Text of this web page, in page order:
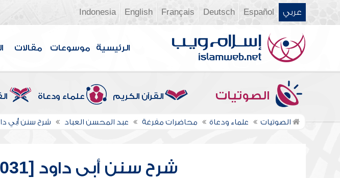
عربي Español
Deutsch
Français
English
Indonesia
الرئيسية موسوعات مقالات
الصوتيات القرآن الكريم علماء ودعاة
الصوتيات علماء ودعاة محاضرات مفرغة عبد المحسن العباد شرح سنن أبي
شرح سنن أبي داود [031]